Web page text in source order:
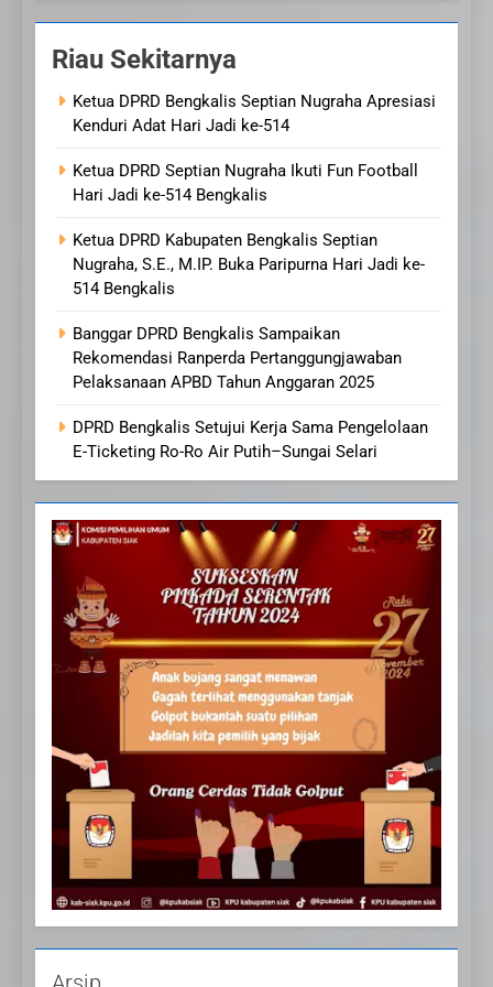
Riau Sekitarnya
Ketua DPRD Bengkalis Septian Nugraha Apresiasi
Kenduri Adat Hari Jadi ke-514
Ketua DPRD Septian Nugraha Ikuti Fun Football
Hari Jadi ke-514 Bengkalis
Ketua DPRD Kabupaten Bengkalis Septian
Nugraha, S.E., M.IP. Buka Paripurna Hari Jadi ke-
514 Bengkalis
Banggar DPRD Bengkalis Sampaikan
Rekomendasi Ranperda Pertanggungjawaban
Pelaksanaan APBD Tahun Anggaran 2025
DPRD Bengkalis Setujui Kerja Sama Pengelolaan
E-Ticketing Ro-Ro Air Putih–Sungai Selari
20
Selamat Hari Kebangkitan
Nasional
IKLAN
21